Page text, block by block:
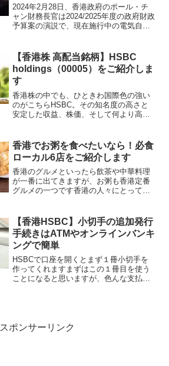
2024年2月28日、香港政府のポール・チ
ャン財務長官は2024/2025年度の政府財政
予算案の演説で、現在施行中の電気自動
発表しました。今回はその発信内容につ
いて、従来のスキームと比較しながらご
紹介します
【香港株 高配当銘柄】HSBC
holdings（00005）をご紹介しま
す
香港株の中でも、ひときわ国際色の強い
のがこちらHSBC。その知名度の高さと
安定した収益、株価、そして何より高い
いて、会社の詳細やファンダメンタルを
振り返りつつ、今後の展望について一緒
に考えてみたいと思います
香港でお粥を食べたいなら！必食
ローカル6店をご紹介します
香港のグルメといったら飲茶や中華料理
が一番に出てきますが、お粥も香港定番
グルメの一つです香港の人々にとってお
豊富ですのでぜひ挑戦していただきたい
ですこの記事では、私が友...
【香港HSBC】小切手の追加発行
手続きはATMやオンラインバンキ
ングで簡単
HSBCで口座を開くとまず１冊小切手を
作ってくれますまずはこの１冊目を使う
ことになると思いますが、色んな支払い
スポンサーリンク